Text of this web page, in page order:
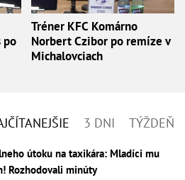
po
Tréner KFC Komárno
Norbert Czibor po remíze v
Michalovciach
3 DNI TÝŽDEŇ
útoku na taxikára: Mladíci mu
Rozhodovali minúty